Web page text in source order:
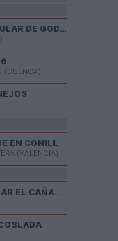
XXX CARRERA POPULAR DE GODELLETA
(CUENCA)
EN CONILL
(VALENCIA)
V CARRERA POPULAR EL CAÑAVERAL